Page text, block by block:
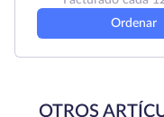
Ordenar
OTROS